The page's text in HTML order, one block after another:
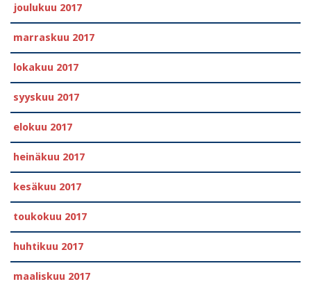
joulukuu 2017
marraskuu 2017
lokakuu 2017
syyskuu 2017
elokuu 2017
heinäkuu 2017
kesäkuu 2017
toukokuu 2017
huhtikuu 2017
maaliskuu 2017